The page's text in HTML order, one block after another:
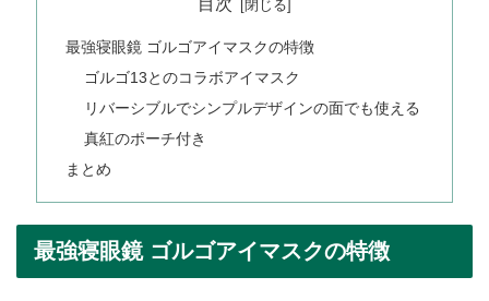
目次
最強寝眼鏡 ゴルゴアイマスクの特徴
ゴルゴ13とのコラボアイマスク
リバーシブルでシンプルデザインの面でも使える
真紅のポーチ付き
まとめ
最強寝眼鏡 ゴルゴアイマスクの特徴